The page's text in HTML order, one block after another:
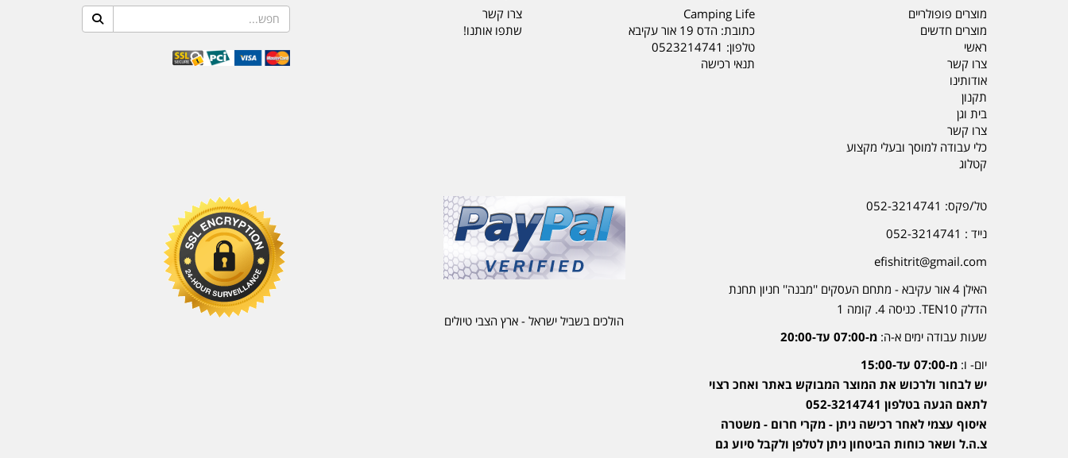
מוצרים פופולריים
מוצרים חדשים
ראשי
צרו קשר
אודותינו
תקנון
בית וגן
צרו קשר
כלי עבודה למוסך ובעלי מקצוע
קטלוג
Camping Life
כתובת: הדס 19 אור עקיבא
טלפון: 0523214741
תנאי רכישה
צרו קשר
שתפו אותנו!
טל/פקס: 052-3214741
נייד : 052-3214741
efishitrit@gmail.com
האילן 4 אור עקיבא - מתחם העסקים ''מבנה'' חניון תחנת
הדלק TEN10. כניסה 4. קומה 1
שעות עבודה ימים א-ה: מ-07:00 עד-20:00
יום- ו: מ-07:00 עד-15:00
יש לבחור ולרכוש את המוצר המבוקש באתר ואחכ רצוי
לתאם הגעה בטלפון 052-3214741
איסוף עצמי לאחר רכישה ניתן - מקרי חרום - משטרה
צ.ה.ל ושאר כוחות הביטחון ניתן לטלפן ולקבל סיוע גם
הולכים בשביל ישראל - ארץ הצבי טיולים